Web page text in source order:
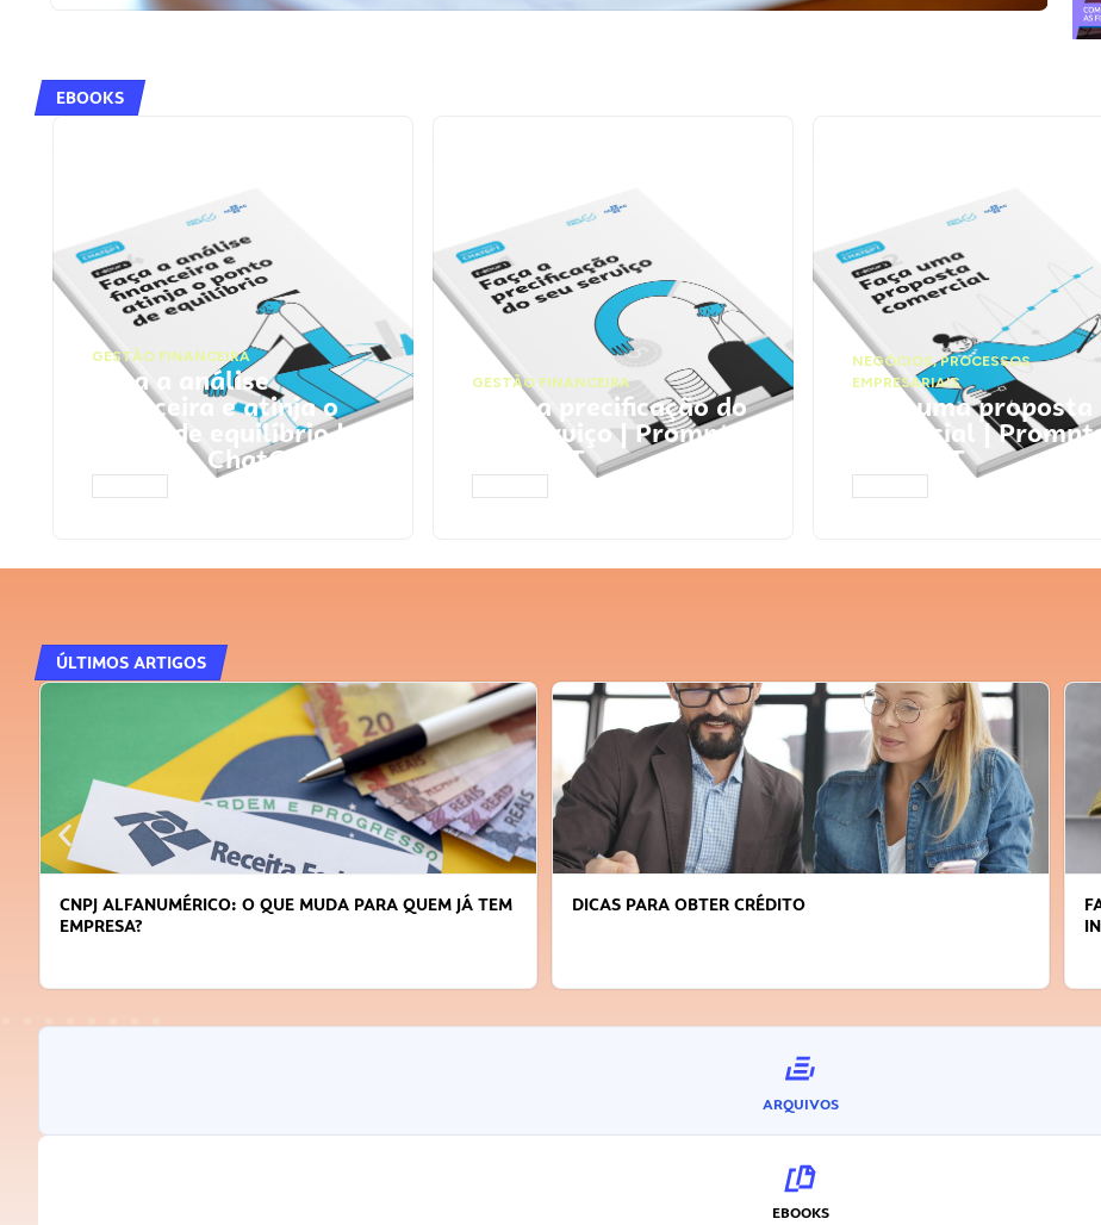
EBOOKS
GESTÃO FINANCEIRA
Faça a análise
financeira e atinja o
ponto de equilíbrio |
Prompts ChatGPT
GESTÃO FINANCEIRA
Faça a precificação do
seu serviço | Prompts
ChatGPT
NEGÓCIOS,PROCESSOS
EMPRESARIAIS
Faça uma proposta
comercial |
ChatGPT
ÚLTIMOS ARTIGOS
DICAS PARA OBTER CRÉDITO
FAÇA A DIFERENÇA: SEJA SUSTENTÁVEL, SEJA
ARQUIVOS
EBOOKS